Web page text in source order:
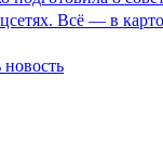
Всё — в
новость